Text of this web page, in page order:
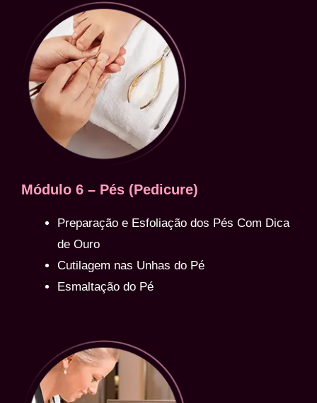
Módulo 6 – Pés (Pedicure)
Preparação e Esfoliação dos Pés Com Dica
de Ouro
Cutilagem nas Unhas do Pé
Esmaltação do Pé